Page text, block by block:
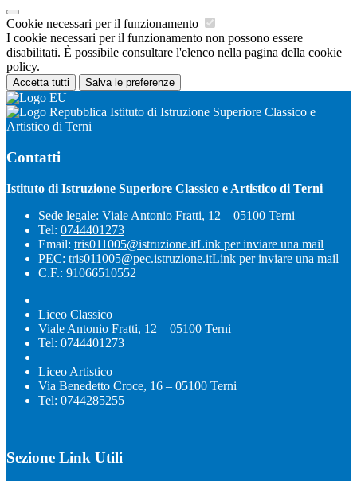
Cookie necessari per il funzionamento
I cookie necessari per il funzionamento non possono essere
disabilitati. È possibile consultare l'elenco nella pagina della cookie
policy.
Accetta tutti Salva le preferenze
Istituto di Istruzione Superiore Classico e
Artistico di Terni
Contatti
Istituto di Istruzione Superiore Classico e Artistico di Terni
Sede legale: Viale Antonio Fratti, 12 – 05100 Terni
Tel: 0744401273
Email: tris011005@istruzione.itLink per inviare una mail
PEC: tris011005@pec.istruzione.itLink per inviare una mail
C.F.: 91066510552
Liceo Classico
Viale Antonio Fratti, 12 – 05100 Terni
Tel: 0744401273
Liceo Artistico
Via Benedetto Croce, 16 – 05100 Terni
Tel: 0744285255
Sezione Link Utili